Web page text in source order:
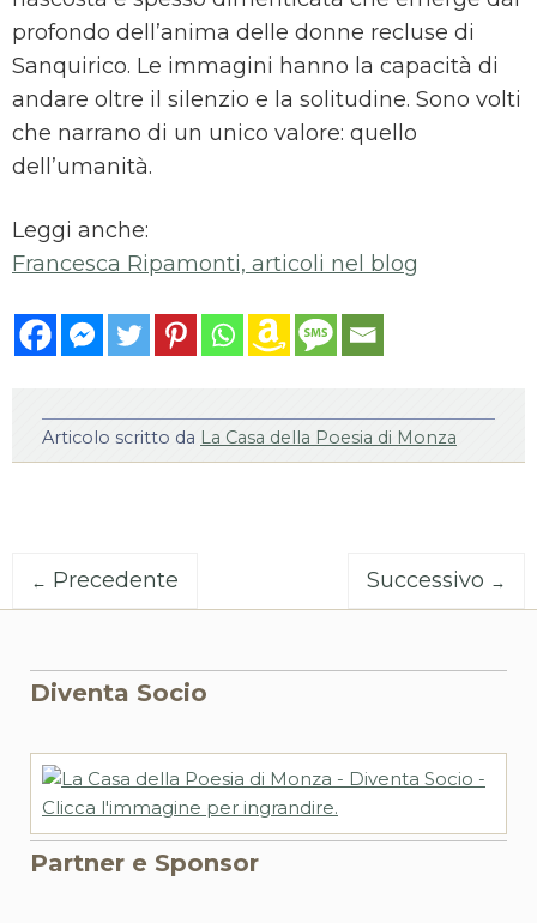
profondo dell’anima delle donne recluse di
Sanquirico. Le immagini hanno la capacità di
andare oltre il silenzio e la solitudine. Sono volti
che narrano di un unico valore: quello
dell’umanità.
Leggi anche:
Francesca Ripamonti, articoli nel blog
Articolo scritto da La Casa della Poesia di Monza
← Precedente Successivo →
Diventa Socio
Partner e Sponsor